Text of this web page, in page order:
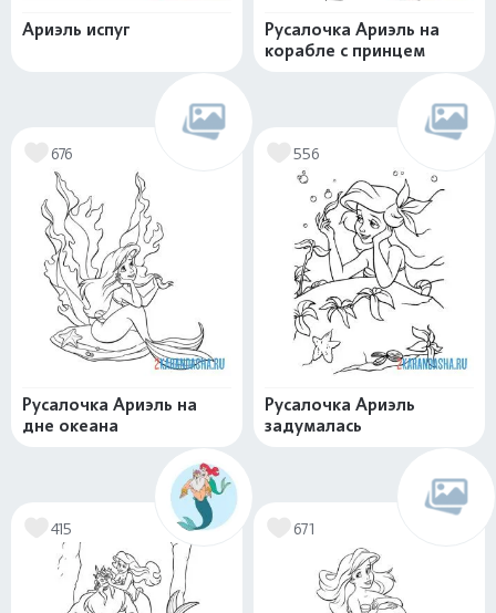
Ариэль испуг
Русалочка Ариэль на
корабле с принцем
676
Русалочка Ариэль на
дне океана
556
Русалочка Ариэль
задумалась
415 671